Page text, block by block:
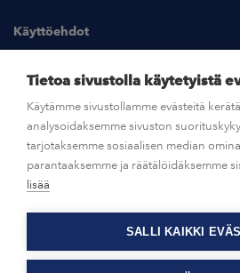
Käyttöehdot
Kuvapankki
UUTISHUONE
OTA YHTEYTTÄ
Tietoa sivustolla käytetyistä
Käytämme sivustollamme evästeitä
analysoidaksemme sivuston
tarjotaksemme sosiaalisen median
parantaaksemme ja räätälöidäksemme
lisää
SALLI KAIKKI